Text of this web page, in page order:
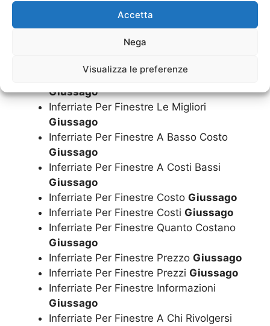
Accetta
Nega
Visualizza le preferenze
Riparazione Inferriate Finestre
Sostituzione Inferriate FinestreGiussago
Montaggio Inferriate Finestre
Inferriate Per Finestre Economiche
Giussago
Inferriate Per Finestre Le Migliori
Giussago
Inferriate Per Finestre A Basso Costo
Giussago
Inferriate Per Finestre A Costi Bassi
Giussago
Inferriate Per Finestre Costo Giussago
Inferriate Per Finestre Costi Giussago
Inferriate Per Finestre Quanto Costano
Giussago
Inferriate Per Finestre Prezzo Giussago
Inferriate Per Finestre Prezzi Giussago
Inferriate Per Finestre Informazioni
Giussago
Inferriate Per Finestre A Chi Rivolgersi